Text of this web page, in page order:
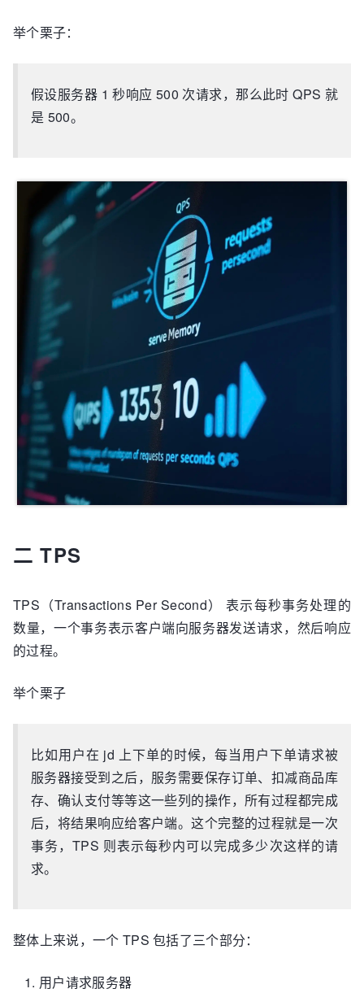
举个栗子：
假设服务器 1 秒响应 500 次请求，那么此时 QPS 就
是 500。
二 TPS
TPS（Transactions Per Second） 表示每秒事务处理的
数量，一个事务表示客户端向服务器发送请求，然后响应
的过程。
举个栗子
比如用户在 jd 上下单的时候，每当用户下单请求被
服务器接受到之后，服务需要保存订单、扣减商品库
存、确认支付等等这一些列的操作，所有过程都完成
后，将结果响应给客户端。这个完整的过程就是一次
事务，TPS 则表示每秒内可以完成多少次这样的请
求。
整体上来说，一个 TPS 包括了三个部分：
用户请求服务器